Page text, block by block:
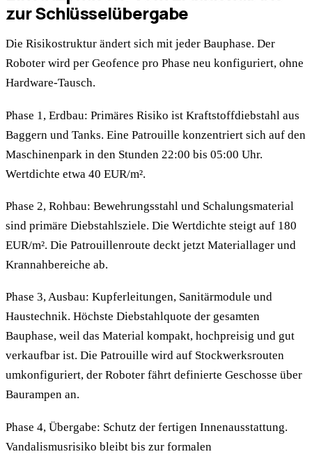
zur Schlüsselübergabe
Die Risikostruktur ändert sich mit jeder Bauphase. Der
Roboter wird per Geofence pro Phase neu konfiguriert, ohne
Hardware-Tausch.
Phase 1, Erdbau: Primäres Risiko ist Kraftstoffdiebstahl aus
Baggern und Tanks. Eine Patrouille konzentriert sich auf den
Maschinenpark in den Stunden 22:00 bis 05:00 Uhr.
Wertdichte etwa 40 EUR/m².
Phase 2, Rohbau: Bewehrungsstahl und Schalungsmaterial
sind primäre Diebstahlsziele. Die Wertdichte steigt auf 180
EUR/m². Die Patrouillenroute deckt jetzt Materiallager und
Krannahbereiche ab.
Phase 3, Ausbau: Kupferleitungen, Sanitärmodule und
Haustechnik. Höchste Diebstahlquote der gesamten
Bauphase, weil das Material kompakt, hochpreisig und gut
verkaufbar ist. Die Patrouille wird auf Stockwerksrouten
umkonfiguriert, der Roboter fährt definierte Geschosse über
Baurampen an.
Phase 4, Übergabe: Schutz der fertigen Innenausstattung.
Vandalismusrisiko bleibt bis zur formalen